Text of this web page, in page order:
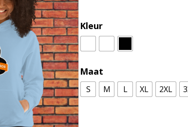
Kleur
Maat
S M L XL 2XL